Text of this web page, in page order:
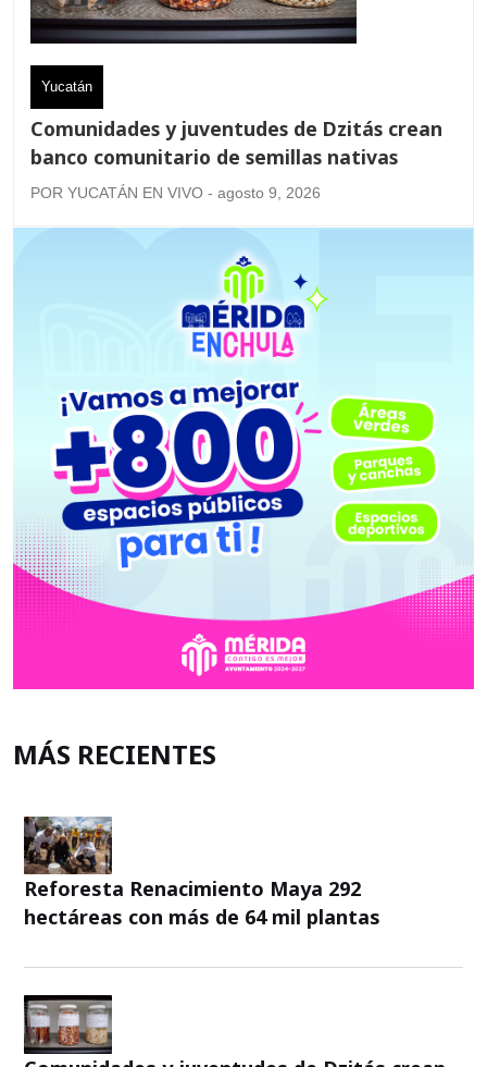
Yucatán
Comunidades y juventudes de Dzitás crean
banco comunitario de semillas nativas
POR YUCATÁN EN VIVO - agosto 9, 2026
MÁS RECIENTES
Reforesta Renacimiento Maya 292
hectáreas con más de 64 mil plantas